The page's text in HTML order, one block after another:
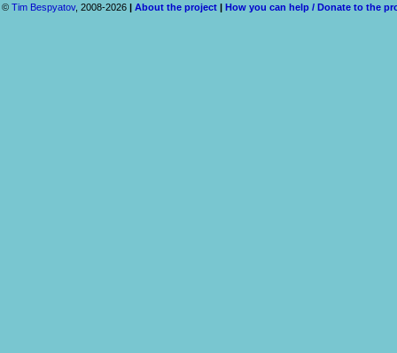
© Tim Bespyatov, 2008-2026 | About the project | How you can help / Donate to the